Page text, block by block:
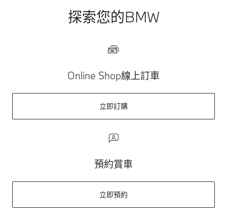
探索您的BMW
Online Shop線上訂車
立即訂購
預約賞車
立即預約